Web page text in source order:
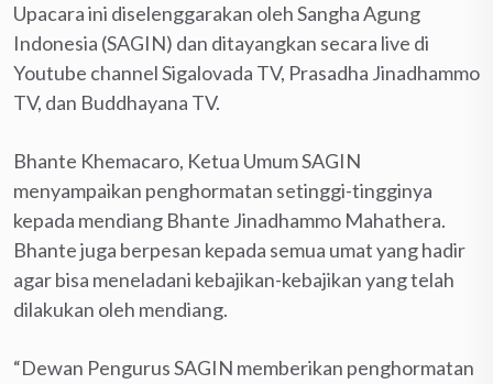
Upacara ini diselenggarakan oleh Sangha Agung
Indonesia (SAGIN) dan ditayangkan secara live di
Youtube channel Sigalovada TV, Prasadha Jinadhammo
TV, dan Buddhayana TV.
Bhante Khemacaro, Ketua Umum SAGIN
menyampaikan penghormatan setinggi-tingginya
kepada mendiang Bhante Jinadhammo Mahathera.
Bhante juga berpesan kepada semua umat yang hadir
agar bisa meneladani kebajikan-kebajikan yang telah
dilakukan oleh mendiang.
“Dewan Pengurus SAGIN memberikan penghormatan